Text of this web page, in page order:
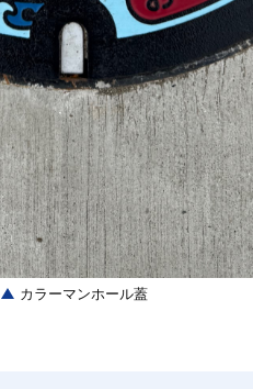
カラーマンホール蓋